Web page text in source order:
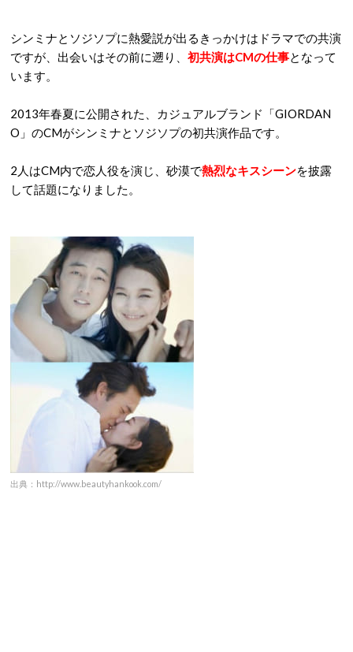
シンミナとソジソプに熱愛説が出るきっかけはドラマでの共演
ですが、出会いはその前に遡り、 初共演はCMの仕事となって
います。
2013年春夏に公開された、カジュアルブランド「GIORDAN
O」のCMがシンミナとソジソプの初共演作品です。
2人はCM内で恋人役を演じ、砂漠で熱烈なキスシーンを披露
して話題になりました。
出典：http://www.beautyhankook.com/